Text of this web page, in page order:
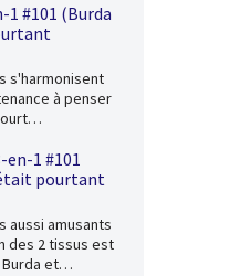
1 #101 (Burda
s'harmonisent
à penser
en-1 #101
était pourtant
aussi amusants
des 2 tissus est
Burda et…